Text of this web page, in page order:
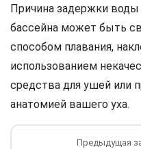
Причина задержки
бассейна может быть
способом плавания,
использованием
средства для ушей или
анатомией вашего уха.
Предыдущая